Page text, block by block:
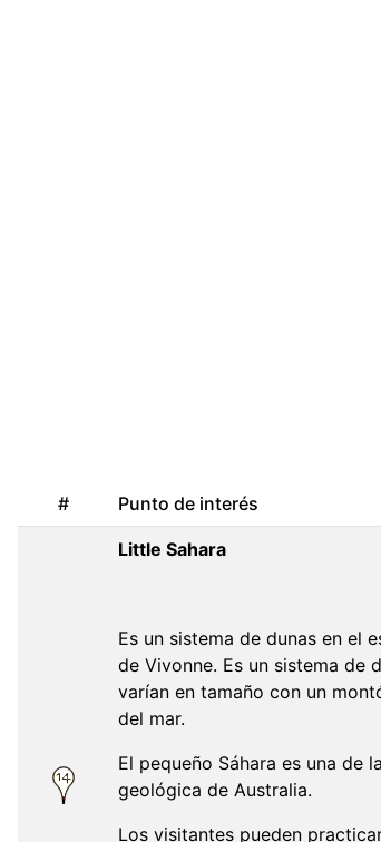
# Punto de interés
Little Sahara
Es un sistema de dunas en el
de Vivonne. Es un sistema de
varían en tamaño con un
del mar.
El pequeño Sáhara es una de
geológica de Australia.
Los visitantes pueden